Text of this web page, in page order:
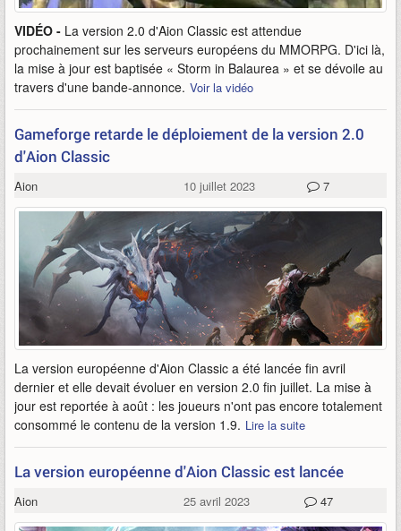
VIDÉO - La version 2.0 d'Aion Classic est attendue
prochainement sur les serveurs européens du MMORPG. D'ici là,
la mise à jour est baptisée « Storm in Balaurea » et se dévoile au
travers d'une bande-annonce. Voir la vidéo
Gameforge retarde le déploiement de la version 2.0
d'Aion Classic
Aion 10 juillet 2023 7
La version européenne d'Aion Classic a été lancée fin avril
dernier et elle devait évoluer en version 2.0 fin juillet. La mise à
jour est reportée à août : les joueurs n'ont pas encore totalement
consommé le contenu de la version 1.9. Lire la suite
La version européenne d'Aion Classic est lancée
Aion 25 avril 2023 47